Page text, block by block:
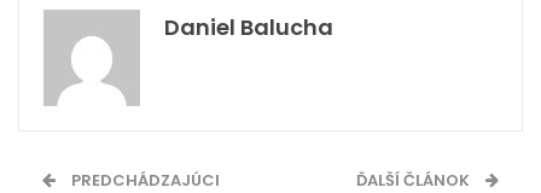
Daniel Balucha
PREDCHÁDZAJÚCI
ĎALŠÍ ČLÁNOK